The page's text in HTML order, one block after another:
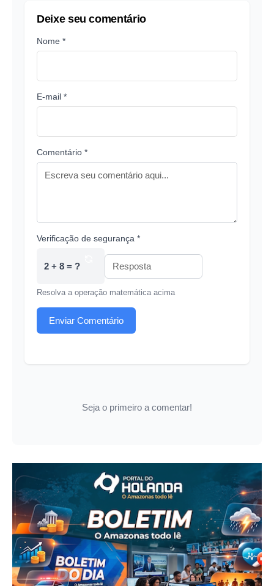
Deixe seu comentário
Nome *
E-mail *
Comentário *
Verificação de segurança *
2 + 8 = ?
Resolva a operação matemática acima
Enviar Comentário
Seja o primeiro a comentar!